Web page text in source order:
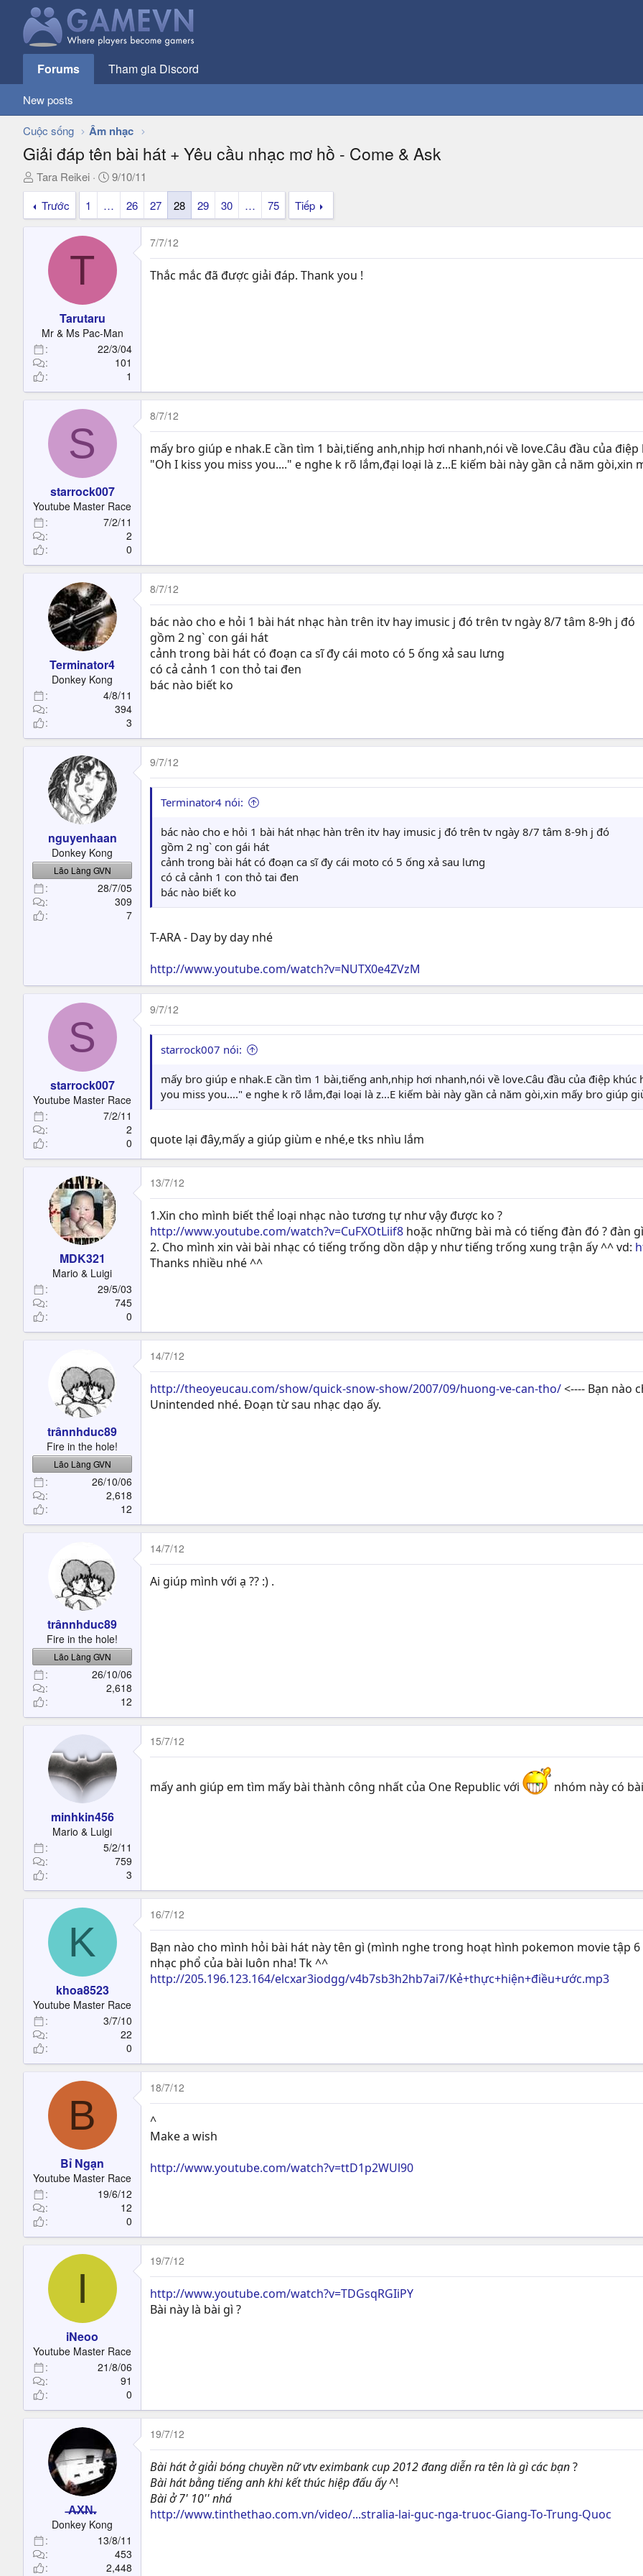
Forums Tham gia Discord
New posts
Cuộc sống Âm nhạc
Giải đáp tên bài hát + Yêu cầu nhạc mơ hồ - Come & Ask
T
h
e
e
r
Tara Reikei
N
g
à
y
ử
9/10/11
Trước
1 … 26 27 28 29 30 … 75 Tiếp
T
Tarutaru
Mr & Ms Pac-Man
22/3/04
101
1
7/7/12
Thắc mắc đã được giải đáp. Thank you !
S
starrock007
Youtube Master Race
7/2/11
2
0
8/7/12
mấy bro giúp e nhak.E cần tìm 1 bài,tiếng anh,nhịp hơi nhanh,nói về love.Câu đầu của
"Oh I kiss you miss you...." e nghe k rõ lắm,đại loại là z...E kiếm bài này gần cả năm
Terminator4
Donkey Kong
4/8/11
394
3
8/7/12
bác nào cho e hỏi 1 bài hát nhạc hàn trên itv hay imusic j đó trên tv ngày 8/7 tâm 8-9h j đó
gồm 2 ng` con gái hát
cảnh trong bài hát có đoạn ca sĩ đy cái moto có 5 ống xả sau lưng
có cả cảnh 1 con thỏ tai đen
bác nào biết ko
nguyenhaan
Donkey Kong
Lão Làng GVN
28/7/05
309
7
9/7/12
Terminator4 nói:
bác nào cho e hỏi 1 bài hát nhạc hàn trên itv hay imusic j đó trên tv ngày 8/7 tâm 8-9h j đó
gồm 2 ng` con gái hát
cảnh trong bài hát có đoạn ca sĩ đy cái moto có 5 ống xả sau lưng
có cả cảnh 1 con thỏ tai đen
bác nào biết ko
T-ARA - Day by day nhé
http://www.youtube.com/watch?v=NUTX0e4ZVzM
S
starrock007
Youtube Master Race
7/2/11
2
0
9/7/12
starrock007 nói:
mấy bro giúp e nhak.E cần tìm 1 bài,tiếng anh,nhịp hơi nhanh,nói về love.Câu đầu của điệp
you miss you...." e nghe k rõ lắm,đại loại là z...E kiếm bài này gần cả năm gòi,xin mấy bro giúp
quote lại đây,mấy a giúp giùm e nhé,e tks nhìu lắm
MDK321
Mario & Luigi
29/5/03
745
0
13/7/12
1.Xin cho mình biết thể loại nhạc nào tương tự như vậy được ko ?
http://www.youtube.com/watch?v=CuFXOtLiif8 hoặc những bài mà có tiếng đàn đó ? đàn
2. Cho mình xin vài bài nhạc có tiếng trống dồn dập y như tiếng trống xung trận ấy ^^ vd:
Thanks nhiều nhé ^^
trânnhduc89
Fire in the hole!
Lão Làng GVN
26/10/06
2,618
12
14/7/12
http://theoyeucau.com/show/quick-snow-show/2007/09/huong-ve-can-tho/<---- Bạn nào
Unintended nhé. Đoạn từ sau nhạc dạo ấy.
trânnhduc89
Fire in the hole!
Lão Làng GVN
26/10/06
2,618
12
14/7/12
Ai giúp mình với ạ ?? :) .
minhkin456
Mario & Luigi
5/2/11
759
3
15/7/12
mấy anh giúp em tìm mấy bài thành công nhất của One Republic với nhóm này có
K
khoa8523
Youtube Master Race
3/7/10
22
0
16/7/12
Bạn nào cho mình hỏi bài hát này tên gì (mình nghe trong hoạt hình pokemon movie tập
nhạc phổ của bài luôn nha! Tk ^^
http://205.196.123.164/elcxar3iodgg/v4b7sb3h2hb7ai7/Kẻ+thực+hiện+điều+ước.mp3
B
Bỉ Ngạn
Youtube Master Race
19/6/12
12
0
18/7/12
^
Make a wish
http://www.youtube.com/watch?v=ttD1p2WUl90
I
iNeoo
Youtube Master Race
21/8/06
91
0
19/7/12
http://www.youtube.com/watch?v=TDGsqRGIiPY
Bài này là bài gì ?
̶A̶̶X̶̶N̶.
Donkey Kong
13/8/11
453
2,448
19/7/12
Bài hát ở giải bóng chuyền nữ vtv eximbank cup 2012 đang diễn ra tên là gì các bạn?
Bài hát bằng tiếng anh khi kết thúc hiệp đấu ấy^!
Bài ở 7' 10'' nhá
http://www.tinthethao.com.vn/video/...stralia-lai-guc-nga-truoc-Giang-To-Trung-Quoc